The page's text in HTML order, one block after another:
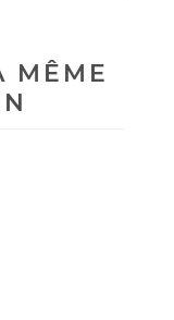
MÊME